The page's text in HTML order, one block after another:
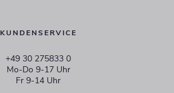
KUNDENSERVICE
+49 30 275833 0
Mo-Do 9-17 Uhr
Fr 9-14 Uhr